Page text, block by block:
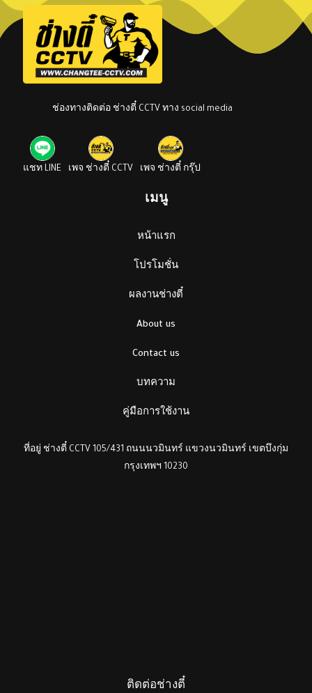
ช่องทางติดต่อ ช่างตี๋ CCTV ทาง social media
แชท LINE เพจ ช่างตี๋ CCTV เพจ ช่างตี๋ กรุ๊ป
เมนู
หน้าแรก
โปรโมชั่น
ผลงานช่างตี๋
About us
Contact us
บทความ
คู่มือการใช้งาน
ที่อยู่ ช่างตี๋ CCTV 105/431 ถนนนวมินทร์ แขวงนวมินทร์ เขตบึงกุ่ม
กรุงเทพฯ 10230
ติดต่อช่างตี๋